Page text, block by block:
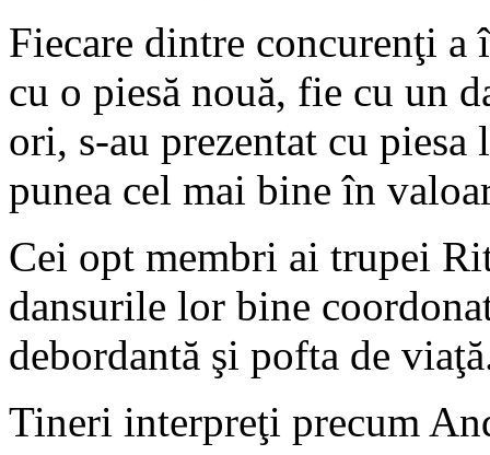
Fiecare dintre concurenţi a
cu o piesă nouă, fie cu un
ori, s-au prezentat cu piesa
punea cel mai bine în
Cei opt membri ai trupei
dansurile lor bine
debordantă şi pofta de
Tineri interpreţi precum